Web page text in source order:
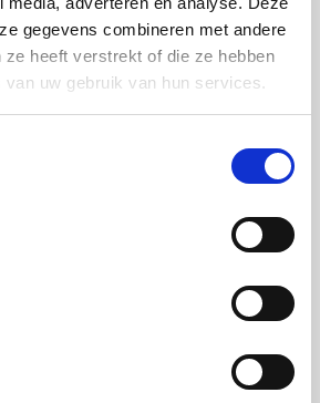
gegevens combineren met andere
ze heeft verstrekt of die ze hebben
uw gebruik van hun services.
Get Your Guide